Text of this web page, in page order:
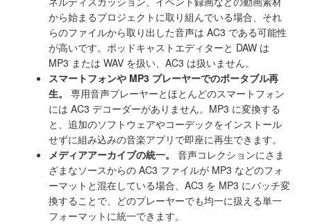
から始まるプロジェクトに取り組んでいる場合、それ
らのファイルから取り出した音声は AC3 である可能性
が高いです。ポッドキャストエディターと DAW は
MP3 または WAV を扱い、AC3 は扱いません。
スマートフォンや MP3 プレーヤーでのポータブル再
生。
専用音声プレーヤーとほとんどのスマートフォン
には AC3 デコーダーがありません。MP3 に変換する
と、追加のソフトウェアやコーデックをインストール
せずに組み込みの音楽アプリで即座に再生できます。
メディアアーカイブの統一。
音声コレクションにさま
ざまなソースからの AC3 ファイルが MP3 などのフォ
ーマットと混在している場合、AC3 を MP3 にバッチ変
換することで、どのプレーヤーでも均一に扱える単一
フォーマットに統一できます。